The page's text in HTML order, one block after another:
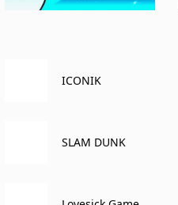
ICONIK
SLAM DUNK